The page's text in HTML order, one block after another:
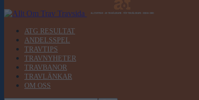
ATG RESULTAT
ANDELSSPEL
TRAVTIPS
TRAVNYHETER
TRAVBANOR
TRAVLÄNKAR
OM OSS